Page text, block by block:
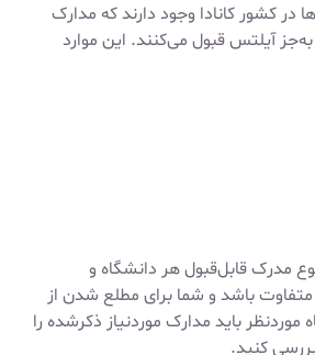
در کشور کانادا وجود دارند که مدارک
به‌جز آیلتس قبول می‌کنند. این موارد
مدرک قابل‌قبول هر دانشگاه و
باشد و شما برای مطلع شدن از
باید مدارک موردنیاز ذکرشده را
کنید.